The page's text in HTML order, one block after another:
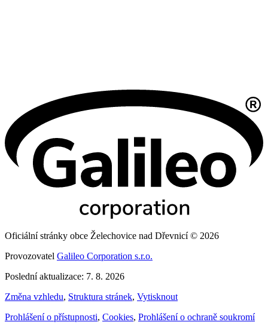
Oficiální stránky obce Želechovice nad Dřevnicí © 2026
Provozovatel Galileo Corporation s.r.o.
Poslední aktualizace: 7. 8. 2026
Změna vzhledu, Struktura stránek, Vytisknout
Prohlášení o přístupnosti, Cookies, Prohlášení o ochraně soukromí